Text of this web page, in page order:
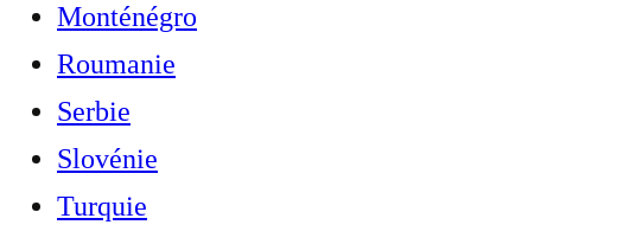
Monténégro
Roumanie
Serbie
Slovénie
Turquie